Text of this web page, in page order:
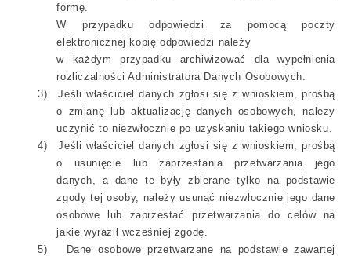
formę.
W przypadku odpowiedzi za pomocą poczty
elektronicznej kopię odpowiedzi należy
w każdym przypadku archiwizować dla wypełnienia
rozliczalności Administratora Danych Osobowych.
3)
Jeśli właściciel danych zgłosi się z wnioskiem, prośbą
o zmianę lub aktualizację danych osobowych, należy
uczynić to niezwłocznie po uzyskaniu takiego wniosku.
4)
Jeśli właściciel danych zgłosi się z wnioskiem, prośbą
o usunięcie lub zaprzestania przetwarzania jego
danych, a dane te były zbierane tylko na podstawie
zgody tej osoby, należy usunąć niezwłocznie jego dane
osobowe lub zaprzestać przetwarzania do celów na
jakie wyraził wcześniej zgodę.
5)
Dane osobowe przetwarzane na podstawie zawartej